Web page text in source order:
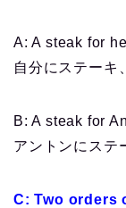
A: A steak for
自分にステーキ
B: A steak for
アントンにステ
C: Two orders